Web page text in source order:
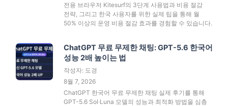
전용 브라우저 Kitesurf의 3단계 사용법과 비용 절감
전략, 그리고 한국 사용자를 위한 실제 팁을 통해 월
50% 이상의 운영 비용 절감 효과를 경험할 수 있습니다.
ChatGPT 무료 무제한 채팅: GPT-5.6 한국어
성능 2배 높이는 법
작성자: 도경
8월 7, 2026
ChatGPT 한국어 무료 무제한 채팅 실제 후기를 통해
GPT-5.6 Sol·Luna 모델의 성능과 최적화 방법을 심층